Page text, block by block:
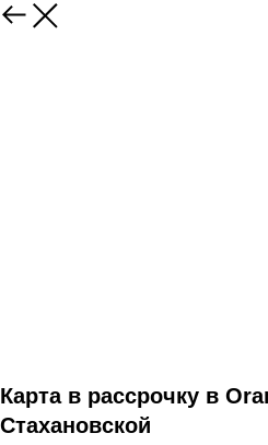
Карта в рассрочку в
Стахановской